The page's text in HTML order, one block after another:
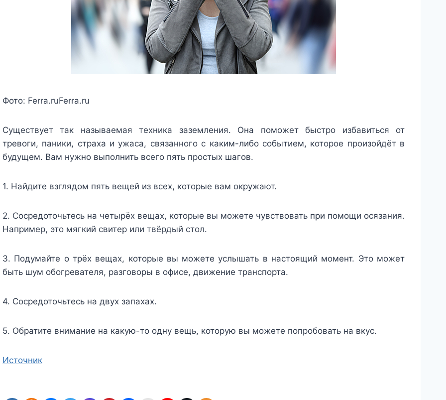
Фото: Ferra.ruFerra.ru
Существует так называемая техника заземления. Она поможет быстро избавиться от
тревоги, паники, страха и ужаса, связанного с каким-либо событием, которое произойдёт в
будущем. Вам нужно выполнить всего пять простых шагов.
1. Найдите взглядом пять вещей из всех, которые вам окружают.
2. Сосредоточьтесь на четырёх вещах, которые вы можете чувствовать при помощи осязания.
Например, это мягкий свитер или твёрдый стол.
3. Подумайте о трёх вещах, которые вы можете услышать в настоящий момент. Это может
быть шум обогревателя, разговоры в офисе, движение транспорта.
4. Сосредоточьтесь на двух запахах.
5. Обратите внимание на какую-то одну вещь, которую вы можете попробовать на вкус.
Источник